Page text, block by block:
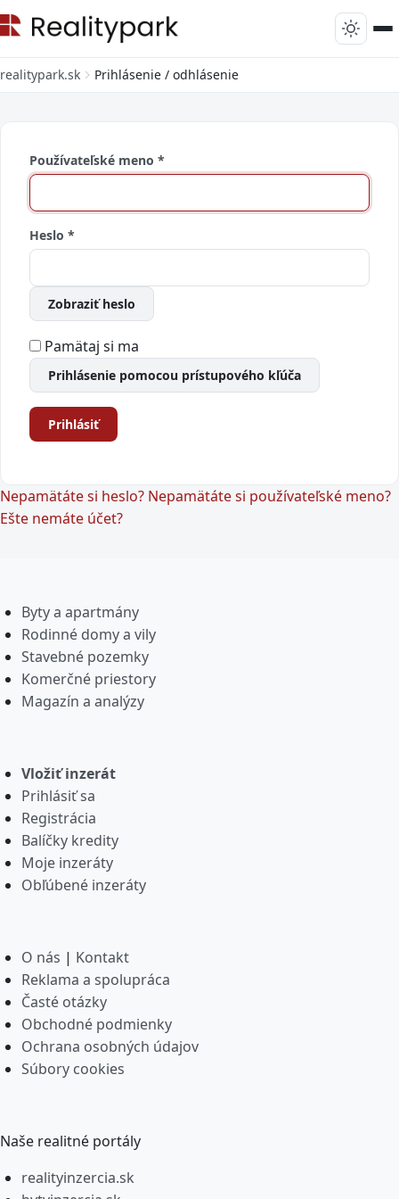
realitypark.sk Prihlásenie / odhlásenie
Používateľské meno *
Heslo *
Zobraziť heslo
Pamätaj si ma
Prihlásenie pomocou prístupového kľúča
Prihlásiť
Nepamätáte si heslo? Nepamätáte si používateľské meno?
Ešte nemáte účet?
Byty a apartmány
Rodinné domy a vily
Stavebné pozemky
Komerčné priestory
Magazín a analýzy
Vložiť inzerát
Prihlásiť sa
Registrácia
Balíčky kredity
Moje inzeráty
Obľúbené inzeráty
O nás | Kontakt
Reklama a spolupráca
Časté otázky
Obchodné podmienky
Ochrana osobných údajov
Súbory cookies
Naše realitné portály
realityinzercia.sk